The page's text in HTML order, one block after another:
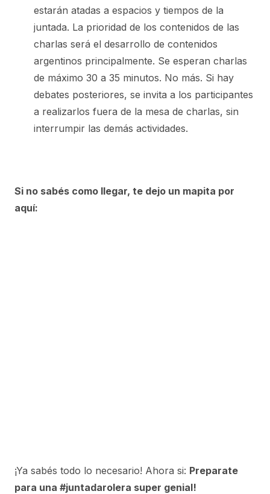
estarán atadas a espacios y tiempos de la
juntada. La prioridad de los contenidos de las
charlas será el desarrollo de contenidos
argentinos principalmente. Se esperan charlas
de máximo 30 a 35 minutos. No más. Si hay
debates posteriores, se invita a los participantes
a realizarlos fuera de la mesa de charlas, sin
interrumpir las demás actividades.
Si no sabés como llegar, te dejo un mapita por
aquí:
¡Ya sabés todo lo necesario! Ahora si: Preparate
para una #juntadarolera super genial!